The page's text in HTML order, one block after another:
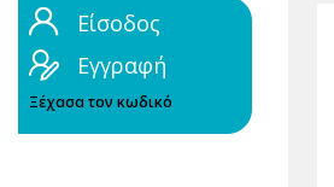
Είσοδος
Εγγραφή
Ξέχασα τον κωδικό